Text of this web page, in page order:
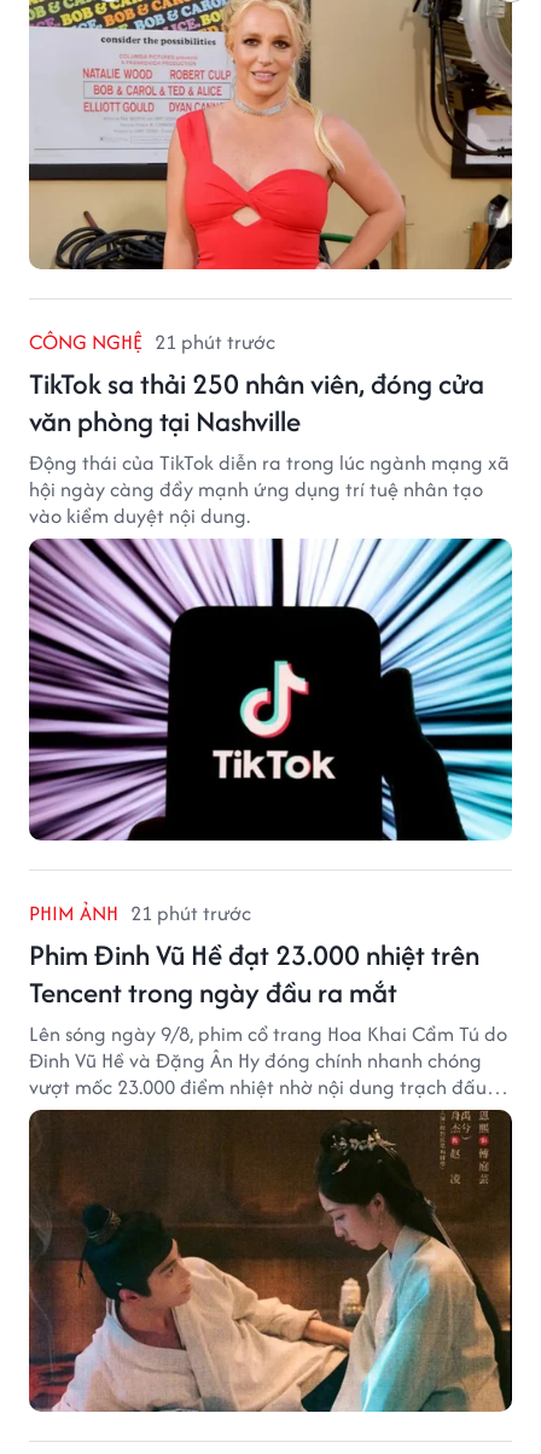
CÔNG NGHỆ 21 phút trước
TikTok sa thải 250 nhân viên, đóng cửa
văn phòng tại Nashville
Động thái của TikTok diễn ra trong lúc ngành mạng xã
hội ngày càng đẩy mạnh ứng dụng trí tuệ nhân tạo
vào kiểm duyệt nội dung.
PHIM ẢNH 21 phút trước
Phim Đinh Vũ Hề đạt 23.000 nhiệt trên
Tencent trong ngày đầu ra mắt
Lên sóng ngày 9/8, phim cổ trang Hoa Khai Cẩm Tú do
Đinh Vũ Hề và Đặng Ân Hy đóng chính nhanh chóng
vượt mốc 23.000 điểm nhiệt nhờ nội dung trạch đấu
cuốn hút.